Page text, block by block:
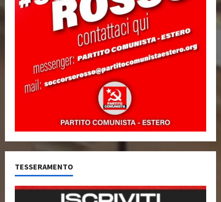
TESSERAMENTO